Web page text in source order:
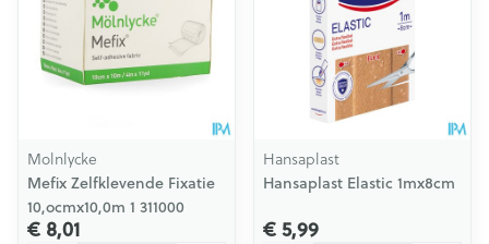
Molnlycke
Mefix Zelfklevende Fixatie
10,ocmx10,0m 1 311000
€ 8,01
Hansaplast
Hansaplast Elastic 1mx8cm
€ 5,99